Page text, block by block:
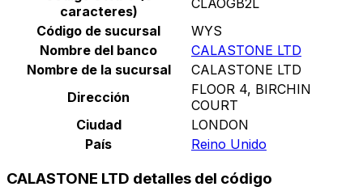
caracteres)
Código de sucursal
WYS
Nombre del banco
CALASTONE LTD
Nombre de la sucursal
CALASTONE LTD
Dirección
FLOOR 4, BIRCHIN
COURT
Ciudad
LONDON
País
Reino Unido
CALASTONE LTD detalles del código